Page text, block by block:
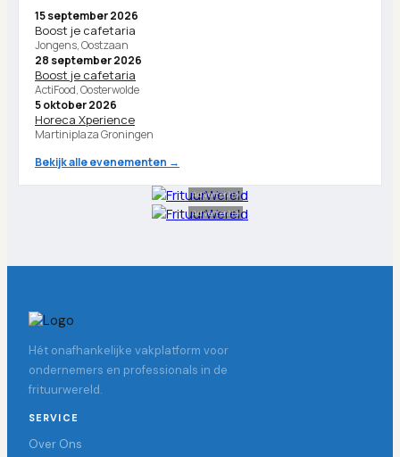
15 september 2026
Boost je cafetaria
Jongens, Oostzaan
28 september 2026
Boost je cafetaria
ActiFood, Oosterwolde
5 oktober 2026
Horeca Xperience
Martiniplaza Groningen
Bekijk alle evenementen →
Advertentie
Advertentie
Hét onafhankelijke vakplatform voor
ondernemers en professionals in de
frituurwereld.
SERVICE
Over Ons